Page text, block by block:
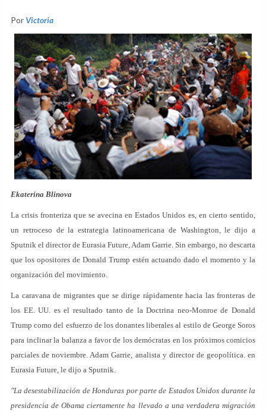
Por Victoria
Ekaterina Blinova
La crisis fronteriza que se avecina en Estados Unidos es, en cierto sentido,
un retroceso de la estrategia latinoamericana de Washington, le dijo a
Sputnik el director de Eurasia Future, Adam Garrie. Sin embargo, no descarta
que los opositores de Donald Trump estén actuando dado el momento y la
organización del movimiento.
La caravana de migrantes que se dirige rápidamente hacia las fronteras de
los EE. UU. es el resultado tanto de la Doctrina neo-Monroe de Donald
Trump como del esfuerzo de los donantes liberales al estilo de George Soros
para inclinar la balanza a favor de los demócratas en los próximos comicios
parciales de noviembre. Adam Garrie, analista y director de geopolítica. en
Eurasia Future, le dijo a Sputnik.
"La desestabilización de Honduras por parte de Estados Unidos durante la
presidencia de Obama ciertamente ha llevado a una verdadera migración